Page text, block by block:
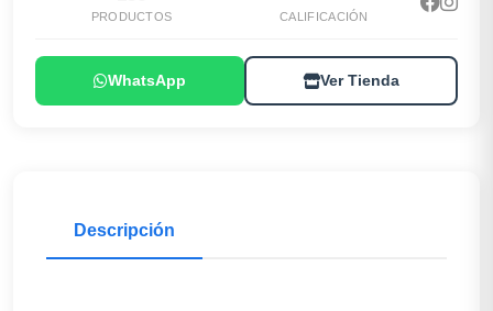
PRODUCTOS CALIFICACIÓN
WhatsApp Ver Tienda
Descripción